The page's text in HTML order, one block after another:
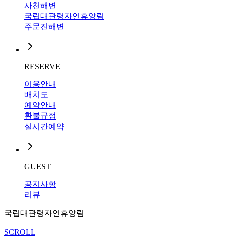
사천해변
국립대관령자연휴양림
주문진해변
RESERVE
이용안내
배치도
예약안내
환불규정
실시간예약
GUEST
공지사항
리뷰
국립대관령자연휴양림
SCROLL